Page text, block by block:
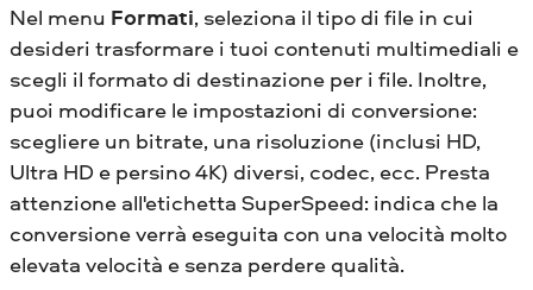
Nel menu Formati, seleziona il tipo di file in cui
desideri trasformare i tuoi contenuti multimediali e
scegli il formato di destinazione per i file. Inoltre,
puoi modificare le impostazioni di conversione:
scegliere un bitrate, una risoluzione (inclusi HD,
Ultra HD e persino 4K) diversi, codec, ecc. Presta
attenzione all'etichetta SuperSpeed: indica che la
conversione verrà eseguita con una velocità molto
elevata velocità e senza perdere qualità.